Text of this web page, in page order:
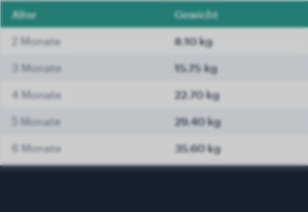
Alter Gewicht
2 Monate 8.10 kg
3 Monate 15.75 kg
4 Monate 22.70 kg
5 Monate 29.40 kg
6 Monate 35.60 kg